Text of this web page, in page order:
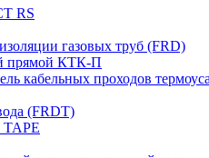
RS
газовых труб (FRD)
прямой КТК-П
кабельных проходов
(FRDT)
TAPE